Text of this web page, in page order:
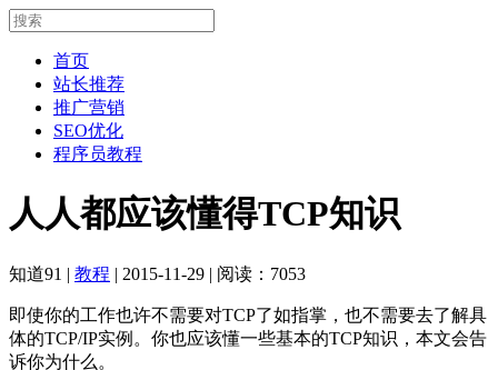
首页
站长推荐
推广营销
SEO优化
程序员教程
人人都应该懂得TCP知识
知道91 | 教程 | 2015-11-29 | 阅读：7053
即使你的工作也许不需要对TCP了如指掌，也不需要去了解具
体的TCP/IP实例。你也应该懂一些基本的TCP知识，本文会告
诉你为什么。